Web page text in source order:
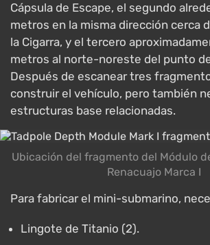
Cápsula de Escape, el segundo
metros en la misma dirección cerca
la Cigarra, y el tercero
metros al norte-noreste del punto
Después de escanear tres
construir el vehículo, pero también
estructuras base relacionadas.
Ubicación del fragmento del Módulo
Renacuajo Marca I
Para fabricar el mini-submarino,
Lingote de Titanio (2).